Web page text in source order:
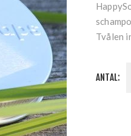
Tvålen
ANTAL: